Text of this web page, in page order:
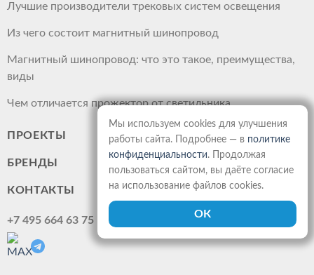
Лучшие производители трековых систем освещения
Из чего состоит магнитный шинопровод
Магнитный шинопровод: что это такое, преимущества,
виды
Чем отличается прожектор от светильника
ПРОЕКТЫ
БРЕНДЫ
КОНТАКТЫ
+7 495 664 63 75
Мы используем cookies для улучшения
работы сайта. Подробнее — в политике
конфиденциальности. Продолжая
пользоваться сайтом, вы даёте согласие
на использование файлов cookies.